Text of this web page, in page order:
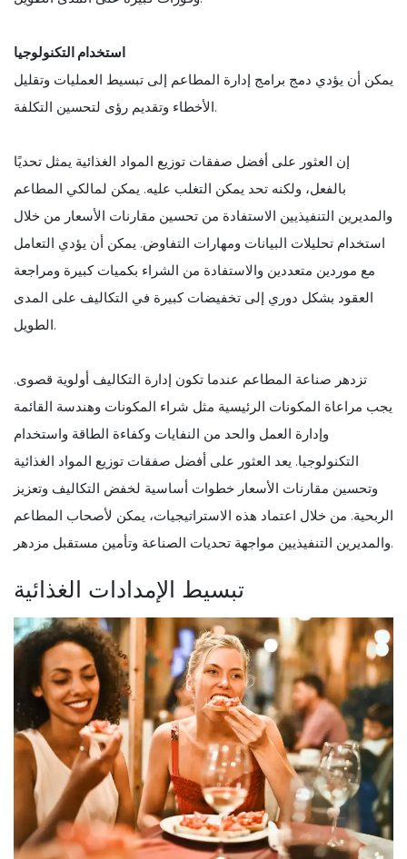
استخدام التكنولوجيا
يمكن أن يؤدي دمج برامج إدارة المطاعم إلى تبسيط العمليات وتقليل
الأخطاء وتقديم رؤى لتحسين التكلفة.
إن العثور على أفضل صفقات توزيع المواد الغذائية يمثل تحديًا
بالفعل، ولكنه تحد يمكن التغلب عليه. يمكن لمالكي المطاعم
والمديرين التنفيذيين الاستفادة من تحسين مقارنات الأسعار من خلال
استخدام تحليلات البيانات ومهارات التفاوض. يمكن أن يؤدي التعامل
مع موردين متعددين والاستفادة من الشراء بكميات كبيرة ومراجعة
العقود بشكل دوري إلى تخفيضات كبيرة في التكاليف على المدى
الطويل.
تزدهر صناعة المطاعم عندما تكون إدارة التكاليف أولوية قصوى.
يجب مراعاة المكونات الرئيسية مثل شراء المكونات وهندسة القائمة
وإدارة العمل والحد من النفايات وكفاءة الطاقة واستخدام
التكنولوجيا. يعد العثور على أفضل صفقات توزيع المواد الغذائية
وتحسين مقارنات الأسعار خطوات أساسية لخفض التكاليف وتعزيز
الربحية. من خلال اعتماد هذه الاستراتيجيات، يمكن لأصحاب المطاعم
والمديرين التنفيذيين مواجهة تحديات الصناعة وتأمين مستقبل مزدهر.
تبسيط الإمدادات الغذائية